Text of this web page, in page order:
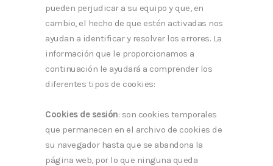
pueden perjudicar a su equipo y que, en
cambio, el hecho de que estén activadas nos
ayudan a identificar y resolver los errores. La
información que le proporcionamos a
continuación le ayudará a comprender los
diferentes tipos de cookies:
Cookies de sesión: son cookies temporales
que permanecen en el archivo de cookies de
su navegador hasta que se abandona la
página web, por lo que ninguna queda